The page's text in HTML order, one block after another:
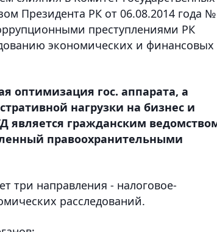
Президента РК от 06.08.2014 года №
преступлениями РК
экономических и финансовых
оптимизация гос. аппарата, а
нагрузки на бизнес и
является гражданским
правоохранительными
три направления - налоговое-
расследований.